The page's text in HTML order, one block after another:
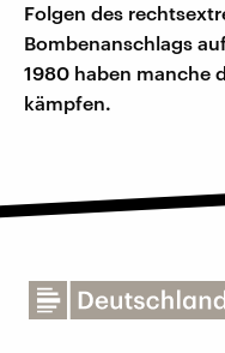
Folgen des
Bombenanschlags
1980 haben manche
kämpfen.